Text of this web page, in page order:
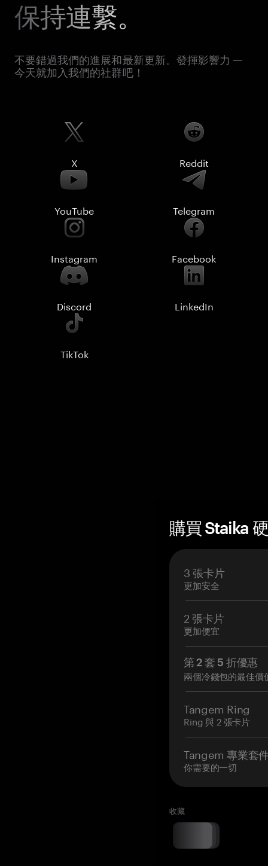
保持連繫。
不要錯過我們的進展和最新更新。發揮影響力 —
今天就加入我們的社群吧！
X Reddit
YouTube Telegram
Instagram Facebook
Discord LinkedIn
TikTok
購買 Staika
3 張卡片
更加安全
2 張卡片
更加便宜
第 2 套 5 折優惠
兩個冷錢包的最佳價
Tangem Ring
Ring 與 2 張卡片
Tangem 專業套
你需要的一切
收藏